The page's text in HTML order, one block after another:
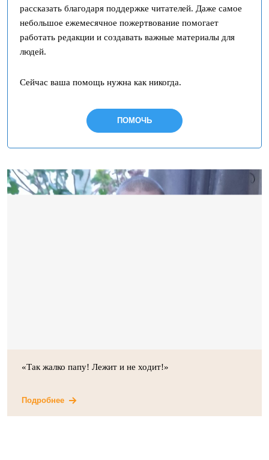
рассказать благодаря поддержке читателей. Даже самое
небольшое ежемесячное пожертвование помогает
работать редакции и создавать важные материалы для
людей.
Сейчас ваша помощь нужна как никогда.
ПОМОЧЬ
«Так жалко папу! Лежит и не ходит!»
Подробнее